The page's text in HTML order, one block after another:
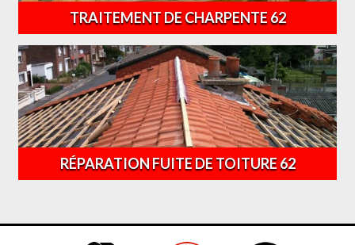
TRAITEMENT DE CHARPENTE 62
RÉPARATION FUITE DE TOITURE 62